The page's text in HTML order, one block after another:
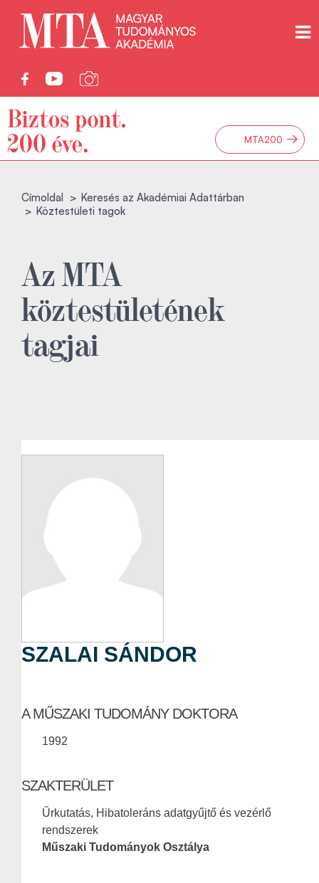
MTA200 →
Címoldal
Keresés az Akadémiai Adattárban
Köztestületi tagok
Az MTA
köztestületének
tagjai
SZALAI SÁNDOR
A MŰSZAKI TUDOMÁNY DOKTORA
1992
SZAKTERÜLET
Űrkutatás, Hibatoleráns adatgyűjtő és vezérlő
rendszerek
Műszaki Tudományok Osztálya